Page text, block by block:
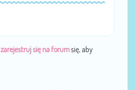
zarejestruj się na forumsię, aby